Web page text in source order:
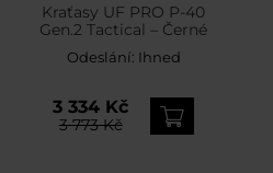
Kraťasy UF PRO P-40
Gen.2 Tactical – Černé
Odeslání: Ihned
3 334 Kč
3 773 Kč